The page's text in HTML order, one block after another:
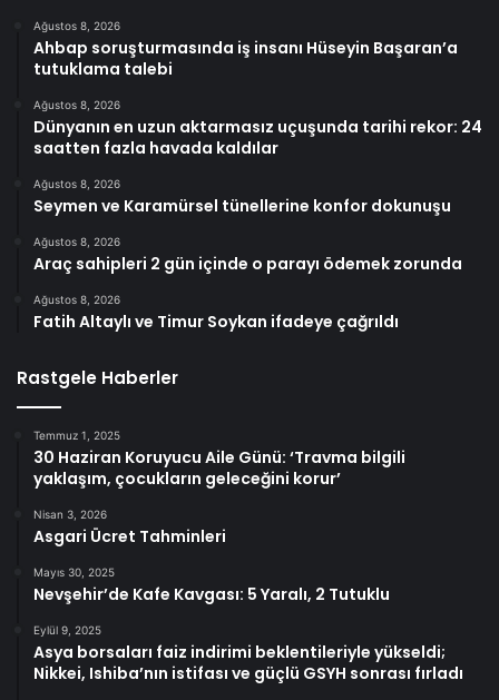
Ağustos 8, 2026
Ahbap soruşturmasında iş insanı Hüseyin Başaran’a
tutuklama talebi
Ağustos 8, 2026
Dünyanın en uzun aktarmasız uçuşunda tarihi rekor: 24
saatten fazla havada kaldılar
Ağustos 8, 2026
Seymen ve Karamürsel tünellerine konfor dokunuşu
Ağustos 8, 2026
Araç sahipleri 2 gün içinde o parayı ödemek zorunda
Ağustos 8, 2026
Fatih Altaylı ve Timur Soykan ifadeye çağrıldı
Rastgele Haberler
Temmuz 1, 2025
30 Haziran Koruyucu Aile Günü: ‘Travma bilgili
yaklaşım, çocukların geleceğini korur’
Nisan 3, 2026
Asgari Ücret Tahminleri
Mayıs 30, 2025
Nevşehir’de Kafe Kavgası: 5 Yaralı, 2 Tutuklu
Eylül 9, 2025
Asya borsaları faiz indirimi beklentileriyle yükseldi;
Nikkei, Ishiba’nın istifası ve güçlü GSYH sonrası fırladı